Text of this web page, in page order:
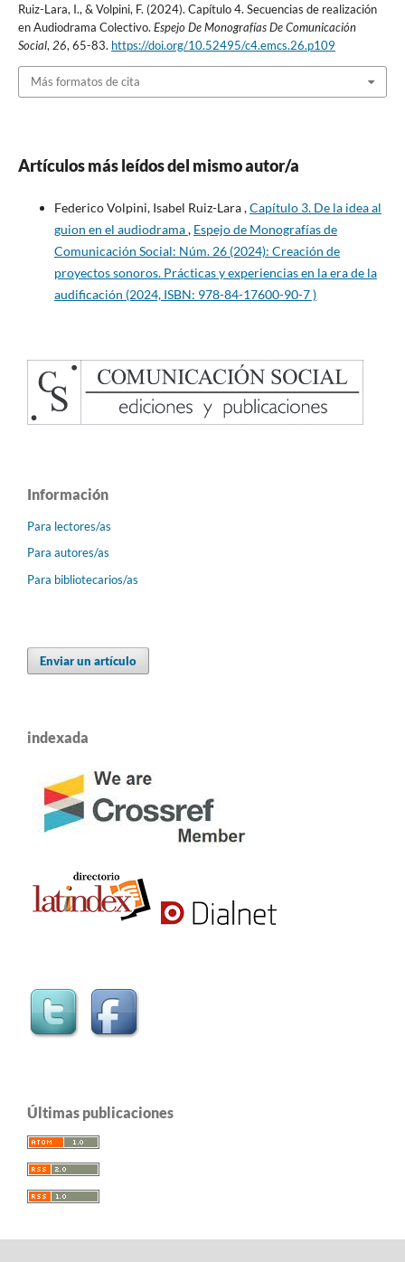
Ruiz-Lara, I., & Volpini, F. (2024). Capítulo 4. Secuencias de realización
en Audiodrama Colectivo. Espejo De Monografías De Comunicación
Social, 26, 65-83. https://doi.org/10.52495/c4.emcs.26.p109
Más formatos de cita
Artículos más leídos del mismo autor/a
Federico Volpini, Isabel Ruiz-Lara ,Capítulo 3. De la idea al
guion en el audiodrama, Espejo de Monografías de
Comunicación Social: Núm. 26 (2024): Creación de
proyectos sonoros. Prácticas y experiencias en la era de la
audificación (2024, ISBN: 978-84-17600-90-7 )
Información
Para lectores/as
Para autores/as
Para bibliotecarios/as
Enviar un artículo
indexada
Últimas publicaciones